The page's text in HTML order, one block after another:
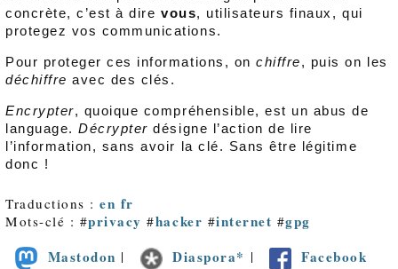
concrète, c’est à dire vous, utilisateurs finaux, qui
protegez vos communications.
Pour proteger ces informations, onchiffre, puis on les
déchiffre avec des clés.
Encrypter, quoique compréhensible, est un abus de
language.Décrypter désigne l’action de lire
l’information, sans avoir la clé. Sans être légitime
donc !
Traductions :en fr
Mots-clé : #privacy #hacker #internet #gpg
Mastodon | Diaspora* | Facebook